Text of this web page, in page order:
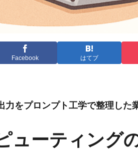
Facebook はてブ
力をプロンプト工学で整理した
ューティング